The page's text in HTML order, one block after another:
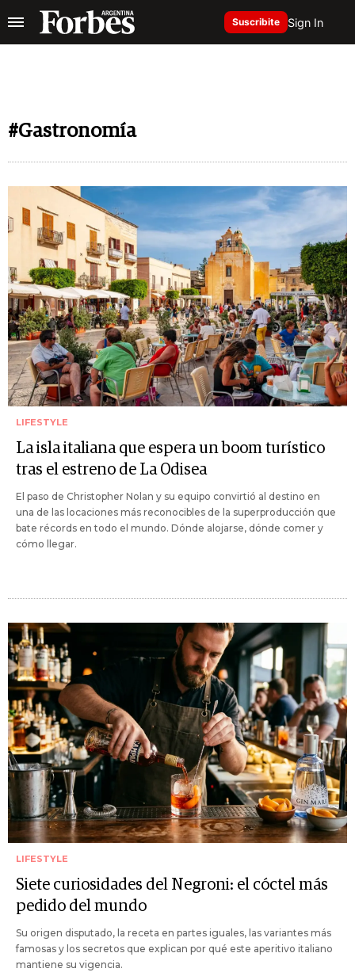
Suscribite Sign In
#Gastronomía
LIFESTYLE
La isla italiana que espera un boom turístico
tras el estreno de La Odisea
El paso de Christopher Nolan y su equipo convirtió al destino en
una de las locaciones más reconocibles de la superproducción que
bate récords en todo el mundo. Dónde alojarse, dónde comer y
cómo llegar.
LIFESTYLE
Siete curiosidades del Negroni: el cóctel más
pedido del mundo
Su origen disputado, la receta en partes iguales, las variantes más
famosas y los secretos que explican por qué este aperitivo italiano
mantiene su vigencia.